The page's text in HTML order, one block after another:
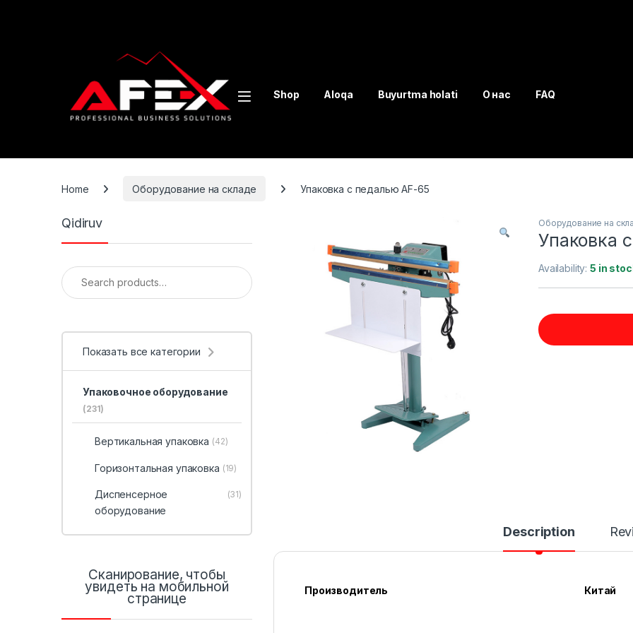
Shop Aloqa Buyurtma holati О нас FAQ
Home Оборудование на складе Упаковка с педалью AF-65
Оборудование на
Упаковка
Availability:5 in
Description
Производитель Китай
Qidiruv
Search for:
Показать все категории
Упаковочное оборудование
(231)
Вертикальная упаковка (42)
Горизонтальная упаковка (19)
Диспенсерное
оборудование
(31)
Сканирование, чтобы
увидеть на мобильной
странице